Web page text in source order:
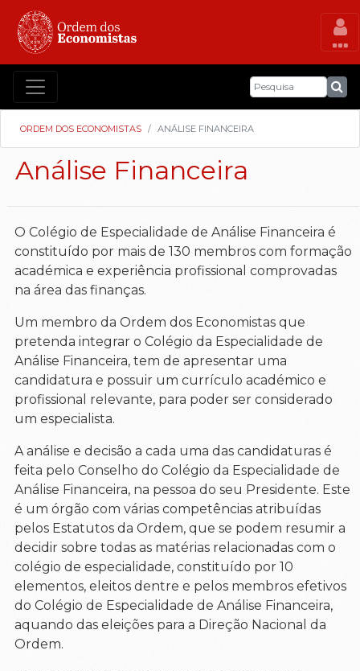
ORDEM DOS ECONOMISTAS ANÁLISE FINANCEIRA
Análise Financeira
O Colégio de Especialidade de Análise Financeira é
constituído por mais de 130 membros com formação
académica e experiência profissional comprovadas
na área das finanças.
Um membro da Ordem dos Economistas que
pretenda integrar o Colégio da Especialidade de
Análise Financeira, tem de apresentar uma
candidatura e possuir um currículo académico e
profissional relevante, para poder ser considerado
um especialista.
A análise e decisão a cada uma das candidaturas é
feita pelo Conselho do Colégio da Especialidade de
Análise Financeira, na pessoa do seu Presidente. Este
é um órgão com várias competências atribuídas
pelos Estatutos da Ordem, que se podem resumir a
decidir sobre todas as matérias relacionadas com o
colégio de especialidade, constituído por 10
elementos, eleitos dentre e pelos membros efetivos
do Colégio de Especialidade de Análise Financeira,
aquando das eleições para a Direção Nacional da
Ordem.